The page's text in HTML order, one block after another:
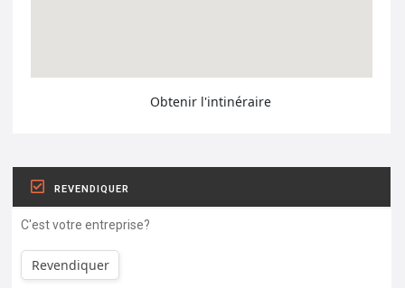
Obtenir l'intinéraire
REVENDIQUER
C'est votre entreprise?
Revendiquer